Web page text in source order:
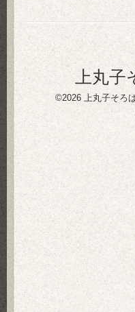
上丸
©2026 上丸子そろ